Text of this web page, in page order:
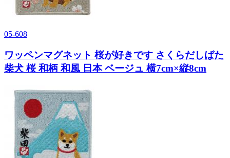
05-608
ワッペンマグネット 桜が好きです さくらだしばた
柴犬 桜 和柄 和風 日本 ベージュ 横7cm×縦8cm